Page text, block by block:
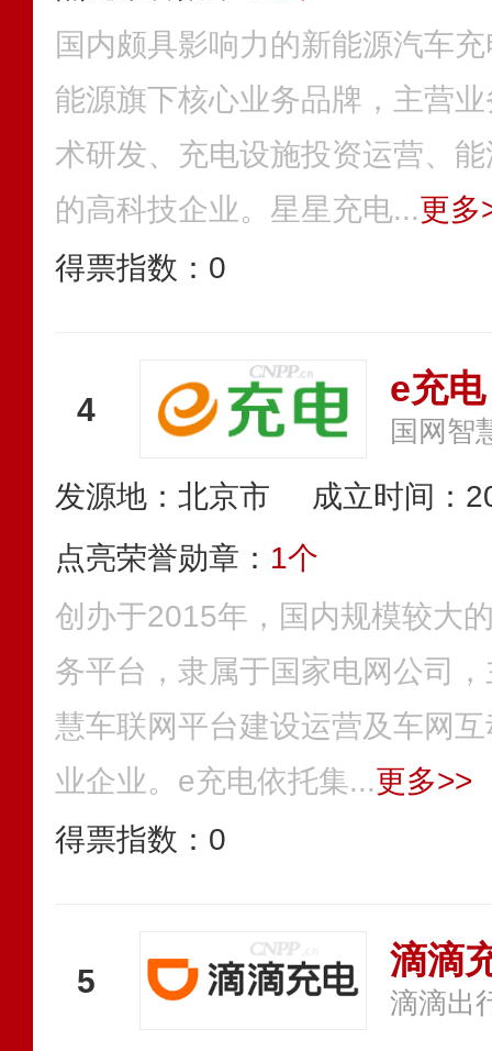
国内颇具影响力的新能源汽车
能源旗下核心业务品牌，主营
术研发、充电设施投资运营、
的高科技企业。星星充电...更多
得票指数： 0
4 e充电
国网智
发源地：北京市
成立时间：
点亮荣誉勋章： 1个
创办于2015年，国内规模较大
务平台，隶属于国家电网公司
慧车联网平台建设运营及车网
业企业。e充电依托集...更多>>
得票指数： 0
5 滴滴
滴滴出